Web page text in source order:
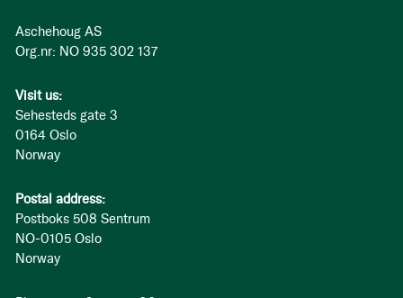
Aschehoug AS
Org.nr: NO 935 302 137
Visit us:
Sehesteds gate 3
0164 Oslo
Norway
Postal address:
Postboks 508 Sentrum
NO-0105 Oslo
Norway